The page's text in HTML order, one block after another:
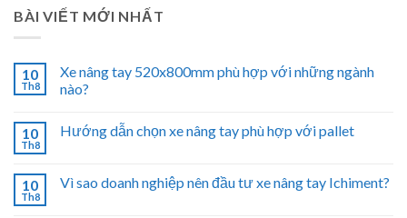
BÀI VIẾT MỚI NHẤT
10
Th8
Xe nâng tay 520x800mm phù hợp với những ngành
nào?
10
Th8
Hướng dẫn chọn xe nâng tay phù hợp với pallet
10
Th8
Vì sao doanh nghiệp nên đầu tư xe nâng tay Ichiment?